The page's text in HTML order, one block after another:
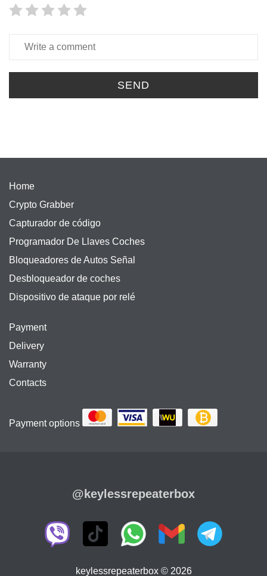
SEND
Home
Crypto Grabber
Capturador de código
Programador De Llaves Coches
Bloqueadores de Autos Señal
Desbloqueador de coches
Dispositivo de ataque por relé
Payment
Delivery
Warranty
Contacts
Payment options
@keylessrepeaterbox
keylessrepeaterbox © 2026